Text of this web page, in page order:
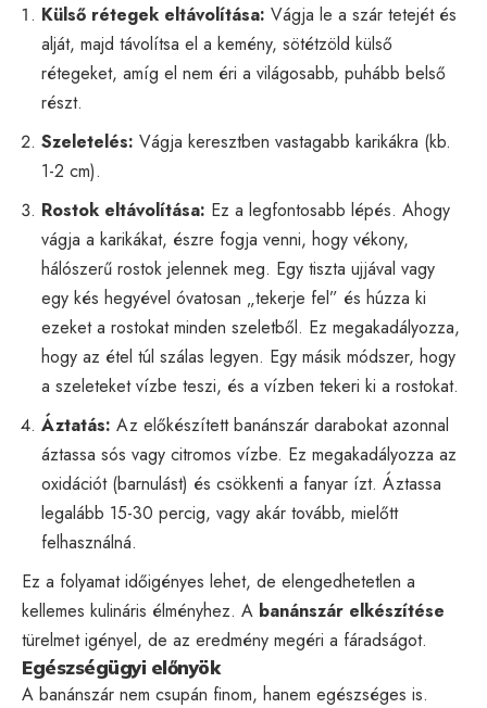
Külső rétegek eltávolítása: Vágja le a szár tetejét és
alját, majd távolítsa el a kemény, sötétzöld külső
rétegeket, amíg el nem éri a világosabb, puhább belső
részt.
Szeletelés: Vágja keresztben vastagabb karikákra (kb.
1-2 cm).
Rostok eltávolítása: Ez a legfontosabb lépés. Ahogy
vágja a karikákat, észre fogja venni, hogy vékony,
hálószerű rostok jelennek meg. Egy tiszta ujjával vagy
egy kés hegyével óvatosan „tekerje fel” és húzza ki
ezeket a rostokat minden szeletből. Ez megakadályozza,
hogy az étel túl szálas legyen. Egy másik módszer, hogy
a szeleteket vízbe teszi, és a vízben tekeri ki a rostokat.
Áztatás: Az előkészített banánszár darabokat azonnal
áztassa sós vagy citromos vízbe. Ez megakadályozza az
oxidációt (barnulást) és csökkenti a fanyar ízt. Áztassa
legalább 15-30 percig, vagy akár tovább, mielőtt
felhasználná.
Ez a folyamat időigényes lehet, de elengedhetetlen a
kellemes kulináris élményhez. A banánszár elkészítése
türelmet igényel, de az eredmény megéri a fáradságot.
Egészségügyi előnyök
A banánszár nem csupán finom, hanem egészséges is.